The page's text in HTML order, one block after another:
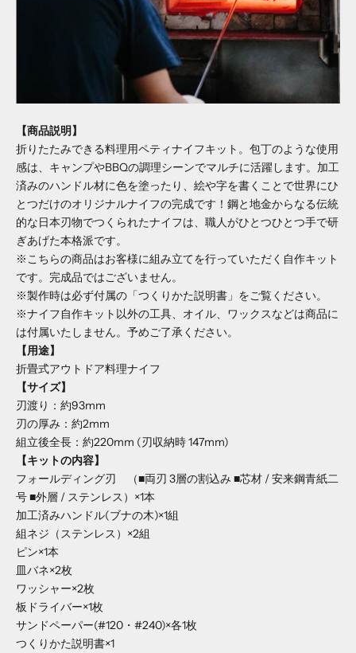
【商品説明】
折りたたみできる料理用ペティナイフキット。包丁のような使用
感は、キャンプやBBQの調理シーンでマルチに活躍します。加工
済みのハンドル材に色を塗ったり、絵や字を書くことで世界にひ
とつだけのオリジナルナイフの完成です！鋼と地金からなる伝統
的な日本刃物でつくられたナイフは、職人がひとつひとつ手で研
ぎあげた本格派です。
※こちらの商品はお客様に組み立てを行っていただく自作キット
です。完成品ではございません。
※製作時は必ず付属の「つくりかた説明書」をご覧ください。
※ナイフ自作キット以外の工具、オイル、ワックスなどは商品に
は付属いたしません。予めご了承ください。
【用途】
折畳式アウトドア料理ナイフ
【サイズ】
刃渡り：約93mm
刃の厚み：約2mm
組立後全長：約220mm (刃収納時 147mm)
【キットの内容】
フォールディング刃 （■両刃 3層の割込み ■芯材 / 安来鋼青紙二
号 ■外層 / ステンレス）×1本
加工済みハンドル(ブナの木)×1組
組ネジ（ステンレス）×2組
ピン×1本
皿バネ×2枚
ワッシャー×2枚
板ドライバー×1枚
サンドペーパー(#120・#240)×各1枚
つくりかた説明書×1